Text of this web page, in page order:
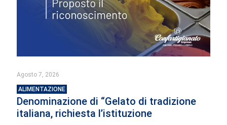
Agosto 7, 2026
ALIMENTAZIONE
Denominazione di “Gelato di tradizione
italiana, richiesta l’istituzione